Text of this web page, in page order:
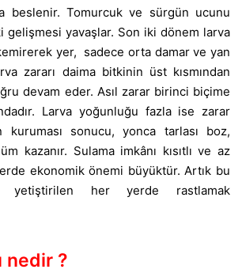
beslenir. Tomurcuk ve sürgün ucunu
gelişmesi yavaşlar. Son iki dönem larva
yer, sadece orta damar ve yan
zararı daima bitkinin üst kısmından
devam eder. Asıl zarar birinci biçime
Larva yoğunluğu fazla ise zarar
kuruması sonucu, yonca tarlası boz,
kazanır. Sulama imkânı kısıtlı ve az
ekonomik önemi büyüktür. Artık bu
yetiştirilen her yerde rastlamak
nedir ?